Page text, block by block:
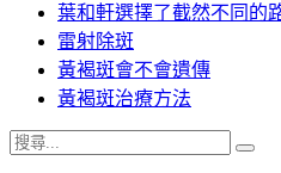
葉和軒選擇了截然不同的
雷射除斑
黃褐斑會不會遺傳
黃褐斑治療方法
搜